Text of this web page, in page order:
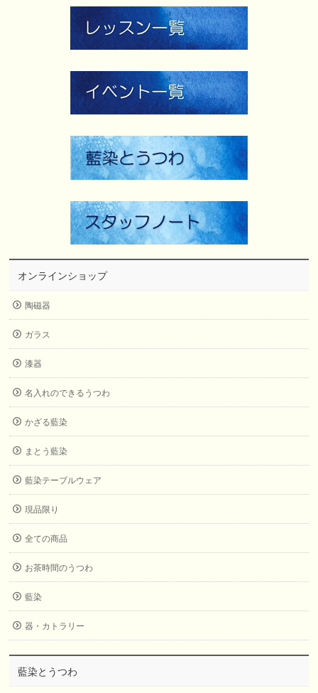
オンラインショップ
陶磁器
ガラス
漆器
名入れのできるうつわ
かざる藍染
まとう藍染
藍染テーブルウェア
現品限り
全ての商品
お茶時間のうつわ
藍染
器・カトラリー
藍染とうつわ